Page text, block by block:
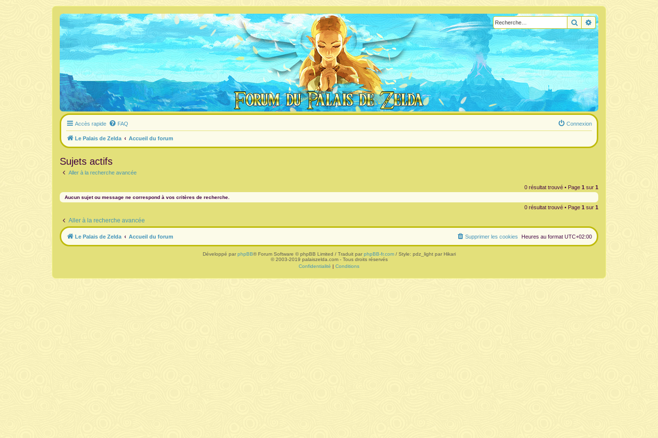
RechercherRecherche avancée
Accès rapide FAQ Connexion
Le Palais de Zelda Accueil du forum
Sujets actifs
Aller à la recherche avancée
0 résultat trouvé • Page 1 sur 1
Aucun sujet ou message ne correspond à vos critères de recherche.
0 résultat trouvé • Page 1 sur 1
Aller à la recherche avancée
Le Palais de Zelda Accueil du forum Heures au format UTC+02:00
Supprimer les cookies
Développé par phpBB® Forum Software © phpBB Limited / Traduit par phpBB-fr.com/ Style: pdz_light par Hikari
© 2003-2019 palaiszelda.com - Tous droits réservés
Confidentialité | Conditions